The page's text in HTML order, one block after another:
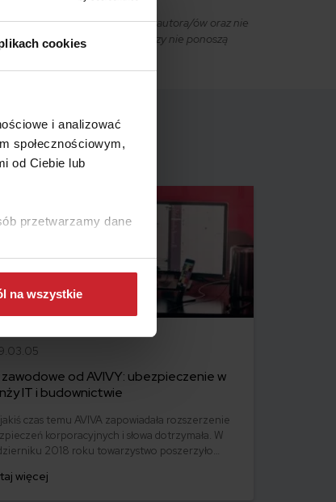
cookies
i analizować
społecznościowym,
od Ciebie lub
przetwarzamy dane
na wszystkie
osobistych poglądów ich autora/ów oraz nie
strony internetowej ani autorzy nie ponoszą
zawodowe od AVIVY: ubezpieczenie w
IT i budownictwie
czas temu AVIVA zapowiadała rozszerzenie
korporacyjnych i słowa dotrzymała. W
2018 roku towarzystwo poszerzyło
cywilnej, a mianowicie OC z tytułu
więcej